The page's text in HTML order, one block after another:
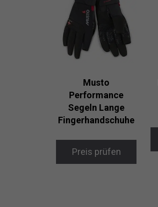
Musto
Performance
Segeln Lange
Fingerhandschuhe
Preis prüfen